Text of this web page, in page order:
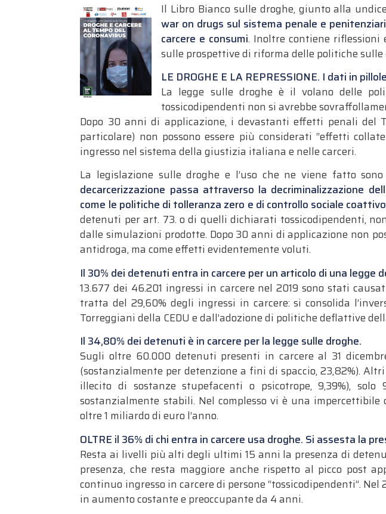
Il Libro Bianco sulle droghe, giunto alla
war on drugs sul sistema penale e
carcere e consumi. Inoltre contiene riflessioni
sulle prospettive di riforma delle politiche
LE DROGHE E LA REPRESSIONE. I dati in pillole
La legge sulle droghe è il volano delle
tossicodipendenti non si avrebbe
Dopo 30 anni di applicazione, i devastanti effetti penali del
particolare) non possono essere più considerati “effetti
ingresso nel sistema della giustizia italiana e nelle carceri.
La legislazione sulle droghe e l’uso che ne viene fatto
decarcerizzazione passa attraverso la decriminalizzazione
come le politiche di tolleranza zero e di controllo sociale
detenuti per art. 73. o di quelli dichiarati tossicodipendenti,
dalle simulazioni prodotte. Dopo 30 anni di applicazione non
antidroga, ma come effetti evidentemente voluti.
Il 30% dei detenuti entra in carcere per un articolo di una legge
13.677 dei 46.201 ingressi in carcere nel 2019 sono stati
tratta del 29,60% degli ingressi in carcere: si consolida
Torreggiani della CEDU e dall’adozione di politiche deflattive
Il 34,80% dei detenuti è in carcere per la legge sulle droghe.
Sugli oltre 60.000 detenuti presenti in carcere al 31
(sostanzialmente per detenzione a fini di spaccio, 23,82%).
illecito di sostanze stupefacenti o psicotrope, 9,39%),
sostanzialmente stabili. Nel complesso vi è una
oltre 1 miliardo di euro l’anno.
OLTRE il 36% di chi entra in carcere usa droghe. Si assesta la
Resta ai livelli più alti degli ultimi 15 anni la presenza di
presenza, che resta maggiore anche rispetto al picco post
continuo ingresso in carcere di persone “tossicodipendenti”.
in aumento costante e preoccupante da 4 anni.